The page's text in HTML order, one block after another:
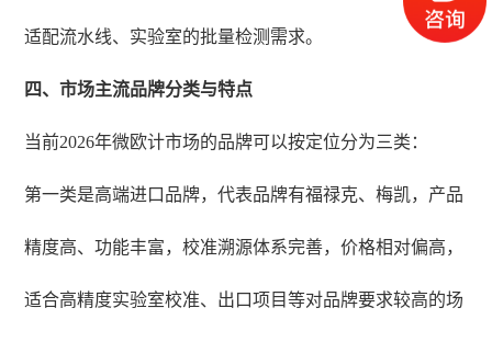
适配流水线、实验室的批量检测需求。
四、市场主流品牌分类与特点
当前2026年微欧计市场的品牌可以按定位分为三类：
第一类是高端进口品牌，代表品牌有福禄克、梅凯，产品
精度高、功能丰富，校准溯源体系完善，价格相对偏高，
适合高精度实验室校准、出口项目等对品牌要求较高的场